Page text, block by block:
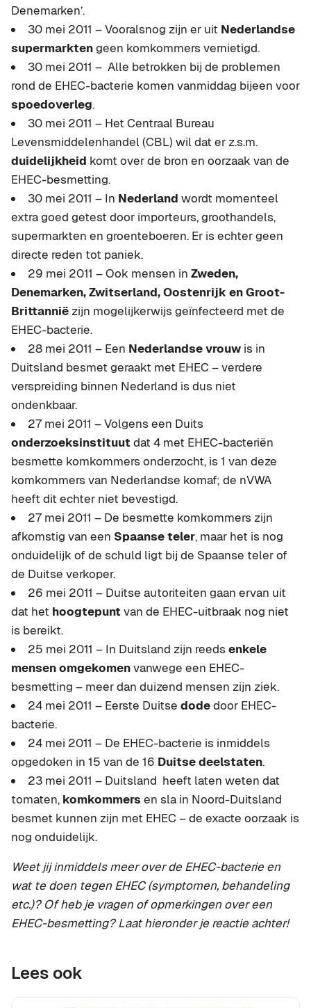
Denemarken’.
30 mei 2011 – Vooralsnog zijn er uit Nederlandse
supermarktengeen komkommers vernietigd.
30 mei 2011 – Alle betrokken bij de problemen
rond de EHEC-bacterie komen vanmiddag bijeen voor
spoedoverleg.
30 mei 2011 – Het Centraal Bureau
Levensmiddelenhandel (CBL) wil dat er z.s.m.
duidelijkheid komt over de bron en oorzaak van de
EHEC-besmetting.
30 mei 2011 – In Nederland wordt momenteel
extra goed getest door importeurs, groothandels,
supermarkten en groenteboeren. Er is echter geen
directe reden tot paniek.
29 mei 2011 – Ook mensen in Zweden,
Denemarken, Zwitserland, Oostenrijk en Groot-
Brittannië zijn mogelijkerwijs geïnfecteerd met de
EHEC-bacterie.
28 mei 2011 – Een Nederlandse vrouw is in
Duitsland besmet geraakt met EHEC – verdere
verspreiding binnen Nederland is dus niet
ondenkbaar.
27 mei 2011 – Volgens een Duits
onderzoeksinstituutdat 4 met EHEC-bacteriën
besmette komkommers onderzocht, is 1 van deze
komkommers van Nederlandse komaf; de nVWA
heeft dit echter niet bevestigd.
27 mei 2011 – De besmette komkommers zijn
afkomstig van een Spaanse teler, maar het is nog
onduidelijk of de schuld ligt bij de Spaanse teler of
de Duitse verkoper.
26 mei 2011 – Duitse autoriteiten gaan ervan uit
dat het hoogtepuntvan de EHEC-uitbraak nog niet
is bereikt.
25 mei 2011 – In Duitsland zijn reedsenkele
mensen omgekomenvanwege een EHEC-
besmetting – meer dan duizend mensen zijn ziek.
24 mei 2011 – Eerste Duitse dodedoor EHEC-
bacterie.
24 mei 2011 – De EHEC-bacterie is inmiddels
opgedoken in 15 van de 16 Duitse deelstaten.
23 mei 2011 – Duitsland heeft laten weten dat
tomaten, komkommers en sla in Noord-Duitsland
besmet kunnen zijn met EHEC – de exacte oorzaak is
nog onduidelijk.
Weet jij inmiddels meer over de EHEC-bacterie en
wat te doen tegen EHEC (symptomen, behandeling
etc.)? Of heb je vragen of opmerkingen over een
EHEC-besmetting? Laat hieronder je reactie achter!
Lees ook